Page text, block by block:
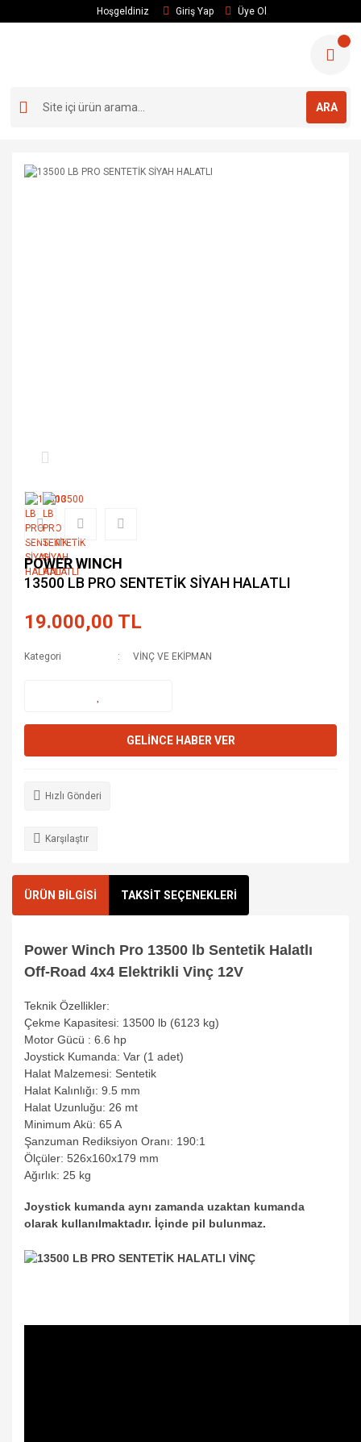
Hoşgeldiniz Giriş Yap Üye Ol
ARA
POWER WINCH
13500 LB PRO SENTETİK SİYAH HALATLI
19.000,00 TL
Kategori VİNÇ VE EKİPMAN
GELİNCE HABER VER
Hızlı Gönderi
Karşılaştır
ÜRÜN BİLGİSİ TAKSİT SEÇENEKLERİ
Power Winch Pro 13500 lb Sentetik Halatlı
Off-Road 4x4 Elektrikli Vinç 12V
Teknik Özellikler:
Çekme Kapasitesi: 13500 lb (6123 kg)
Motor Gücü : 6.6 hp
Joystick Kumanda: Var (1 adet)
Halat Malzemesi: Sentetik
Halat Kalınlığı: 9.5 mm
Halat Uzunluğu: 26 mt
Minimum Akü: 65 A
Şanzuman Rediksiyon Oranı: 190:1
Ölçüler: 526x160x179 mm
Ağırlık: 25 kg
Joystick kumanda aynı zamanda uzaktan kumanda
olarak kullanılmaktadır. İçinde pil bulunmaz.